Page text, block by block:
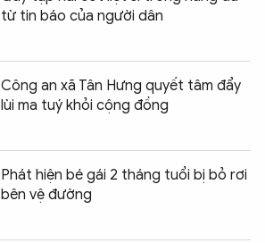
từ tin báo của người dân
Công an xã Tân Hưng quyết tâm đẩy
lùi ma tuý khỏi cộng đồng
Phát hiện bé gái 2 tháng tuổi bị bỏ rơi
bên vệ đường